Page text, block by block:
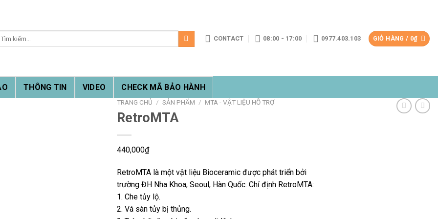
CONTACT 08:00 - 17:00 0977.403.103 GIỎ HÀNG / 0₫
THÔNG TIN VIDEO CHECK MÃ BẢO HÀNH
TRANG CHỦ / SẢN PHẨM / MTA - VẬT LIỆU HỖ TRỢ
RetroMTA
440,000₫
RetroMTA là một vật liệu Bioceramic được phát triển bởi
trường ĐH Nha Khoa, Seoul, Hàn Quốc. Chỉ định RetroMTA:
1. Che tủy lộ.
2. Vá sàn tủy bị thủng.